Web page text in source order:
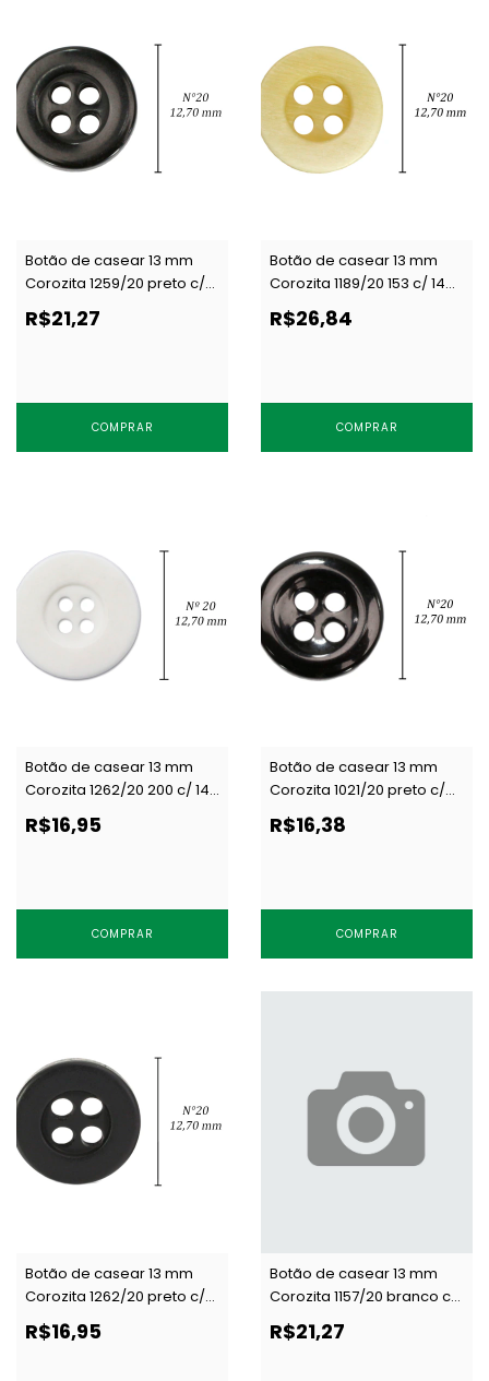
Botão de casear 13 mm
Corozita 1259/20 preto c/
144 un
R$21,27
COMPRAR
Botão de casear 13 mm
Corozita 1189/20 153 c/ 144
R$26,84
COMPRAR
Botão de casear 13 mm
Corozita 1262/20 200 c/ 144
R$16,95
COMPRAR
Botão de casear 13 mm
Corozita 1021/20 preto c/
144 un
R$16,38
COMPRAR
Botão de casear 13 mm
Corozita 1262/20 preto c/
144 un
R$16,95
Botão de casear 13 mm
Corozita 1157/20 branco c/
144 un
R$21,27